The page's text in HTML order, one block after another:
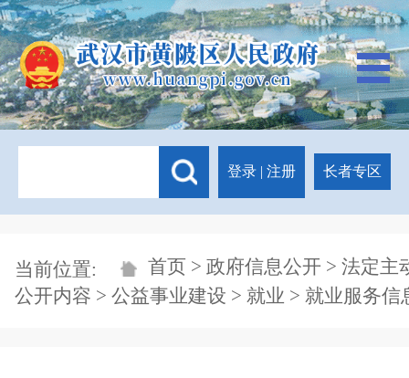
登录 | 注册 长者专区
当前位置: 首页 > 政府信息公开 > 法定主
公开内容 > 公益事业建设 > 就业 > 就业服务信